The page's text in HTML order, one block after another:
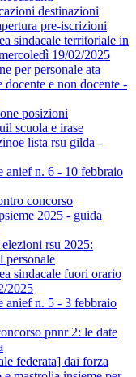
destinazioni
pre-iscrizioni
sindacale territoriale in
19/02/2025
per personale ata
docente e non docente -
posizioni
scuola e irase
lista rsu gilda -
anief n. 6 - 10 febbraio
concorso
2025 - guida
rsu 2025:
personale
sindacale fuori orario
2025
anief n. 5 - 3 febbraio
pnnr 2: le date
federata] dai forza